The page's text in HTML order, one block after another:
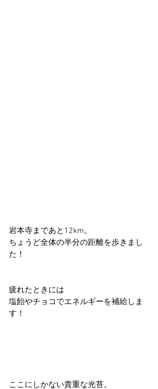
岩本寺まであと12km。
ちょうど全体の半分の距離を歩きまし
た！
疲れたときには
塩飴やチョコでエネルギーを補給しま
す！
ここにしかない貴重な光苔。